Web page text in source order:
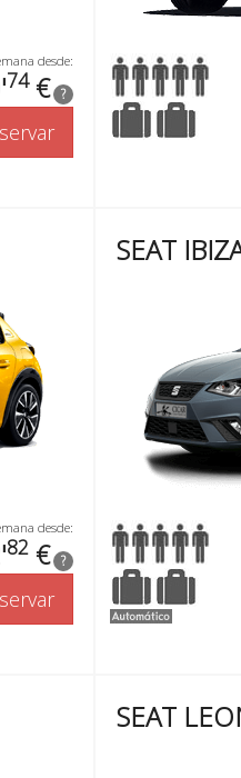
desde:
74€ ?
desde:
82 € ?
SEAT
SEAT